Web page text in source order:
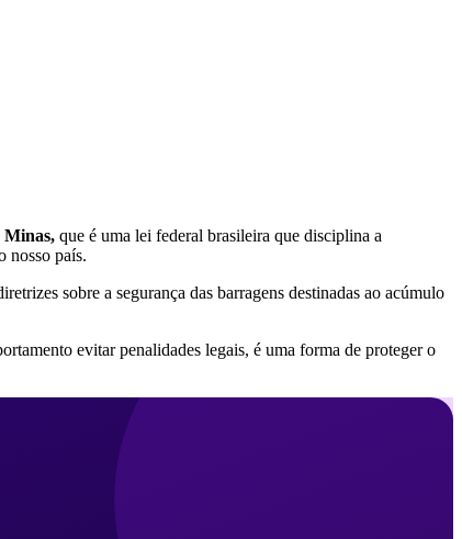
Minas, que é uma lei federal brasileira que disciplina a
nosso país.
sobre a segurança das barragens destinadas ao acúmulo
evitar penalidades legais, é uma forma de proteger o